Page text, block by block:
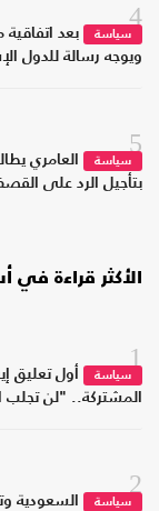
4
سياسة
بعد
ويوجه رسالة للدول
5
سياسة
العامري
بتأجيل الرد على
الأكثر قراءة في
1
سياسة
أول تعليق
المشتركة.. "لن تجلب
2
سياسة
السعودية